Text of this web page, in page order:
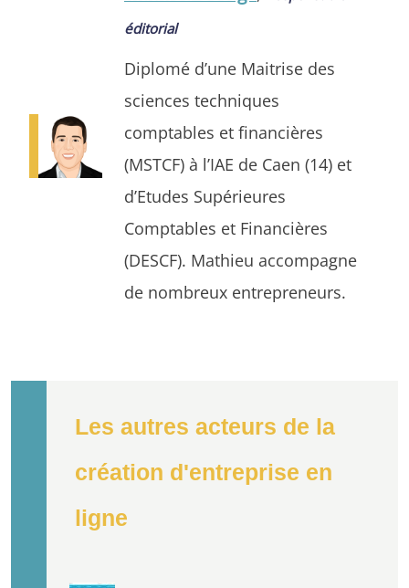
Les autres acteurs de la
création d'entreprise en
ligne
éditorial
Diplomé d’une Maitrise des
sciences techniques
comptables et financières
(MSTCF) à l’IAE de Caen (14) et
d’Etudes Supérieures
Comptables et Financières
(DESCF). Mathieu accompagne
de nombreux entrepreneurs.